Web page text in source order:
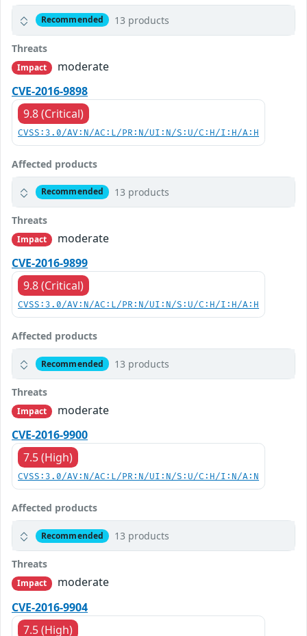
Recommended 13 products
Threats
Impact
moderate
CVE-2016-9898
9.8 (Critical)
CVSS:3.0/AV:N/AC:L/PR:N/UI:N/S:U/C:H/I:H/A:H
Affected products
Recommended 13 products
Threats
Impact
moderate
CVE-2016-9899
9.8 (Critical)
CVSS:3.0/AV:N/AC:L/PR:N/UI:N/S:U/C:H/I:H/A:H
Affected products
Recommended 13 products
Threats
Impact
moderate
CVE-2016-9900
7.5 (High)
CVSS:3.0/AV:N/AC:L/PR:N/UI:N/S:U/C:H/I:N/A:N
Affected products
Recommended 13 products
Threats
Impact
moderate
CVE-2016-9904
7.5 (High)